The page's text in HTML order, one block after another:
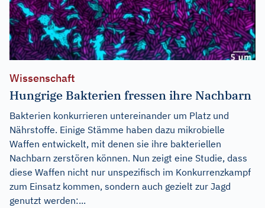
Wissenschaft
Hungrige Bakterien fressen ihre Nachbarn
Bakterien konkurrieren untereinander um Platz und
Nährstoffe. Einige Stämme haben dazu mikrobielle
Waffen entwickelt, mit denen sie ihre bakteriellen
Nachbarn zerstören können. Nun zeigt eine Studie, dass
diese Waffen nicht nur unspezifisch im Konkurrenzkampf
zum Einsatz kommen, sondern auch gezielt zur Jagd
genutzt werden:...